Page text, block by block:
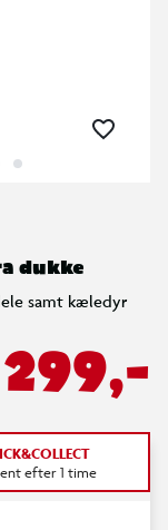
dukke
samt kæledyr
299,-
efter 1 time